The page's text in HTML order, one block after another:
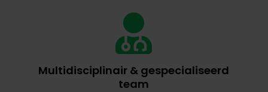
Multidisciplinair & gespecialiseerd
team